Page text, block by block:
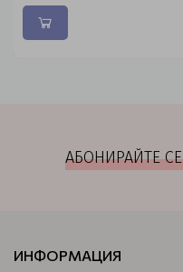
АБОНИРАЙТЕ
ИНФОРМАЦИЯ